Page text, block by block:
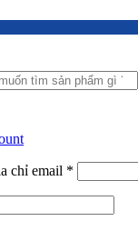
chỉ email *